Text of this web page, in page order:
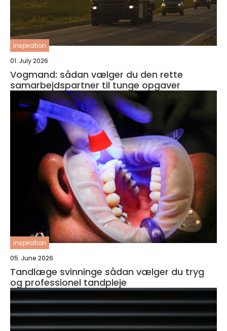
inspiration
01. July 2026
Vogmand: sådan vælger du den rette
samarbejdspartner til tunge opgaver
inspiration
05. June 2026
Tandlæge svinninge sådan vælger du tryg
og professionel tandpleje